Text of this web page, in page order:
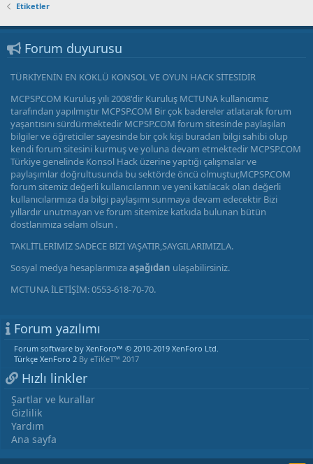
Etiketler
Forum duyurusu
TÜRKİYENİN EN KÖKLÜ KONSOL VE OYUN HACK SİTESİDİR
MCPSP.COM Kuruluş yılı 2008'dir Kuruluş MCTUNA kullanıcımız
tarafından yapılmıştır MCPSP.COM Bir çok badereler atlatarak forum
yaşantısını sürdürmektedir MCPSP.COM forum sitesinde paylaşılan
bilgiler ve öğreticiler sayesinde bir çok kişi buradan bilgi sahibi olup
kendi forum sitesini kurmuş ve yoluna devam etmektedir MCPSP.COM
Türkiye genelinde Konsol Hack üzerine yaptığı çalışmalar ve
paylaşımlar doğrultusunda bu sektörde öncü olmuştur,MCPSP.COM
forum sitemiz değerli kullanıcılarının ve yeni katılacak olan değerli
kullanıcılarımıza da bilgi paylaşımı sunmaya devam edecektir Bizi
yıllardır unutmayan ve forum sitemize katkıda bulunan bütün
dostlarımıza selam olsun .
TAKLİTLERİMİZ SADECE BİZİ YAŞATIR,SAYGILARIMIZLA.
Sosyal medya hesaplarımızaaşağıdan ulaşabilirsiniz.
MCTUNA İLETİŞİM: 0553-618-70-70.
Forum yazılımı
Forum software by XenForo™ © 2010-2019 XenForo Ltd.
Türkçe XenForo 2 By eTiKeT™ 2017
Hızlı linkler
Şartlar ve kurallar
Gizlilik
Yardım
Ana sayfa